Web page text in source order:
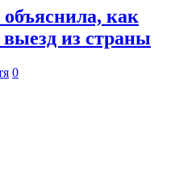
как
выезд из страны
0